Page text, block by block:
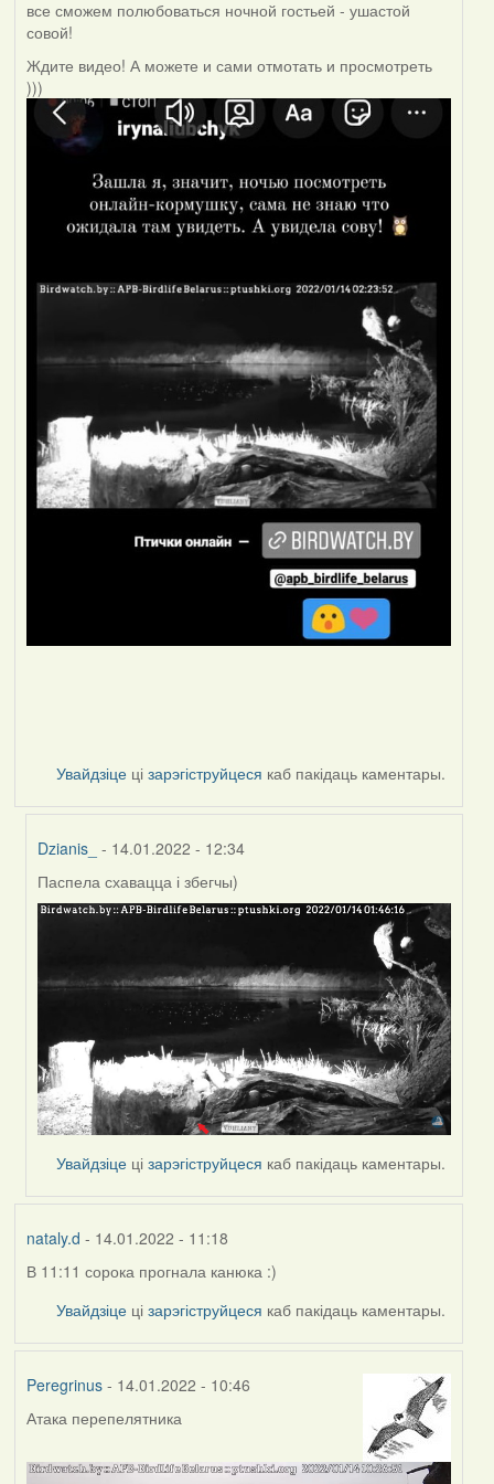
все сможем полюбоваться ночной гостьей - ушастой
совой!
Ждите видео! А можете и сами отмотать и просмотреть
)))
Увайдзіце цізарэгіструйцеся каб пакідаць каментары.
Dzianis_ - 14.01.2022 - 12:34
In
reply
Peregrinus
Паспела схавацца і збегчы)
Увайдзіце цізарэгіструйцеся каб пакідаць каментары.
nataly.d - 14.01.2022 - 11:18
В 11:11 сорока прогнала канюка :)
Увайдзіце цізарэгіструйцеся каб пакідаць каментары.
Peregrinus- 14.01.2022 - 10:46
Атака перепелятника